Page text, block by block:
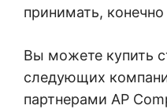
принимать,
Вы можете купить
следующих
партнерами AP